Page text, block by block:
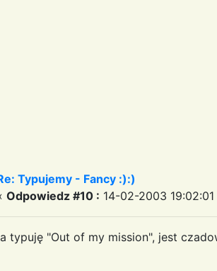
Typujemy - Fancy :):)
Odpowiedz #10 : 14-02-2003 19:02:01
typuję "Out of my mission", jest